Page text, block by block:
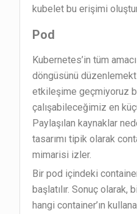
kubelet bu erişimi
Pod
Kubernetes’in tüm
döngüsünü
etkileşime geçmiyoruz
çalışabileceğimiz en
Paylaşılan kaynaklar
tasarımı tipik olarak
mimarisi izler.
Bir pod içindeki
başlatılır. Sonuç
hangi container’ın